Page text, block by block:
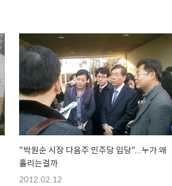
"박원순 시장 다음주 민주당 입당"...누가 왜
흘리는걸까
2012.02.12